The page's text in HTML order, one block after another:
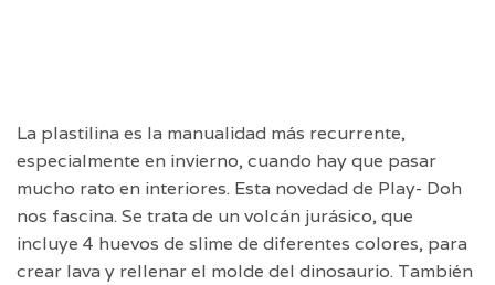
La plastilina es la manualidad más recurrente,
especialmente en invierno, cuando hay que pasar
mucho rato en interiores. Esta novedad de Play- Doh
nos fascina. Se trata de un volcán jurásico, que
incluye 4 huevos de slime de diferentes colores, para
crear lava y rellenar el molde del dinosaurio. También